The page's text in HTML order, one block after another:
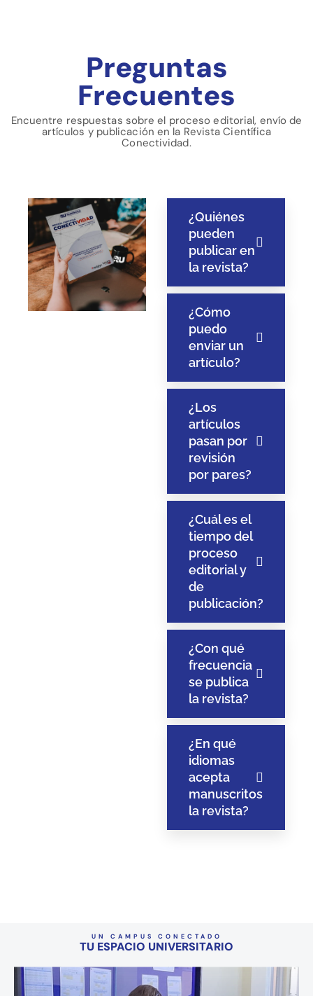
Preguntas
Frecuentes
Encuentre respuestas sobre el proceso editorial, envío de
artículos y publicación en la Revista Científica
Conectividad.
¿Quiénes
pueden
publicar en
la revista?
¿Cómo
puedo
enviar un
artículo?
¿Los
artículos
pasan por
revisión
por pares?
¿Cuál es el
tiempo del
proceso
editorial y
de
publicación?
¿Con qué
frecuencia
se publica
la revista?
¿En qué
idiomas
acepta
manuscritos
la revista?
UN CAMPUS CONECTADO
TU ESPACIO UNIVERSITARIO